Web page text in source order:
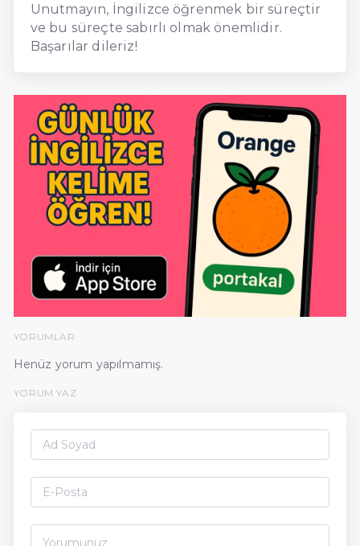
Unutmayın, İngilizce öğrenmek bir süreçtir
ve bu süreçte sabırlı olmak önemlidir.
Başarılar dileriz!
YORUMLAR
Henüz yorum yapılmamış.
YORUM YAZ